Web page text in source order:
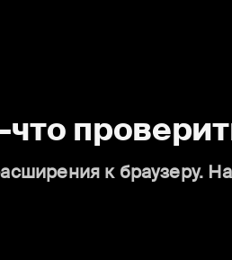
к браузеру.